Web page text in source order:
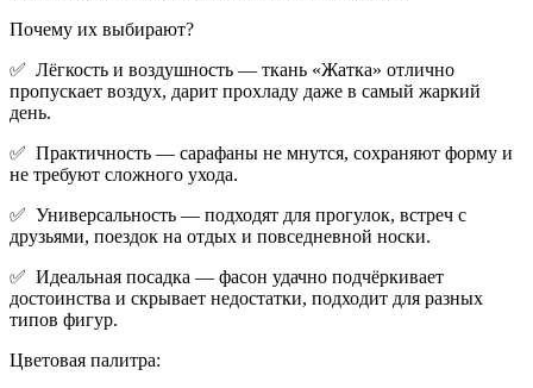
Почему их выбирают?
✅ Лёгкость и воздушность — ткань «Жатка» отлично
пропускает воздух, дарит прохладу даже в самый жаркий
день.
✅ Практичность — сарафаны не мнутся, сохраняют форму и
не требуют сложного ухода.
✅ Универсальность — подходят для прогулок, встреч с
друзьями, поездок на отдых и повседневной носки.
✅ Идеальная посадка — фасон удачно подчёркивает
достоинства и скрывает недостатки, подходит для разных
типов фигур.
Цветовая палитра: